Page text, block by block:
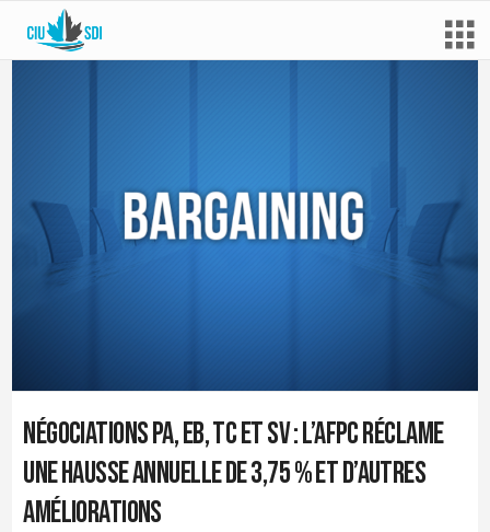
Négociations PA, EB, TC et SV : l’AFPC réclame
une hausse annuelle de 3,75 % et d’autres
améliorations